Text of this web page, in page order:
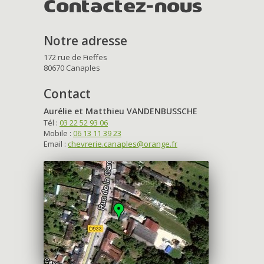
Contactez-nous
Notre adresse
172 rue de Fieffes
80670 Canaples
Contact
Aurélie et Matthieu VANDENBUSSCHE
Tél : 03 22 52 93 06
Mobile : 06 13 11 39 23
Email : chevrerie.canaples@orange.fr